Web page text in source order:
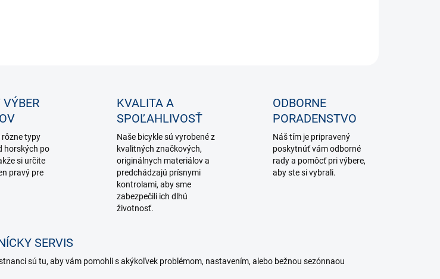
VÝBER
rôzne typy
horských po
si určite
pravý pre
KVALITA A
SPOĽAHLIVOSŤ
Naše bicykle sú vyrobené z
kvalitných značkových,
originálnych materiálov a
predchádzajú prísnymi
kontrolami, aby sme
zabezpečili ich dlhú
životnosť.
ODBORNE
PORADENSTVO
Náš tím je pripravený
poskytnúť vám odborné
rady a pomôcť pri výbere,
aby ste si vybrali.
SERVIS
sú tu, aby vám pomohli s akýkoľvek problémom, nastavením, alebo bežnou sezónnaou